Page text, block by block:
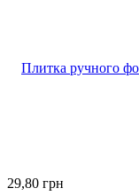
29,80 грн